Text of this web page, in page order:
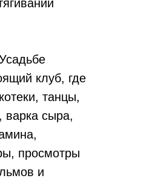
клуб, где
танцы,
варка сыра,
просмотры
и